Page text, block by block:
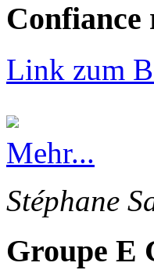
Confiance
Link zum
Mehr...
Stéphane
Groupe E